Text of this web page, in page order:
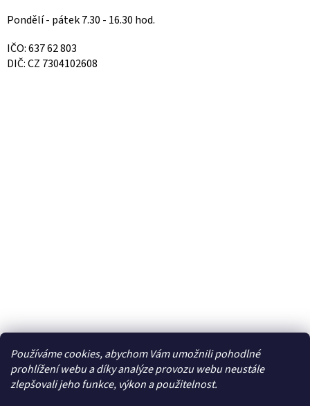
Používáme cookies, abychom Vám umožnili pohodlné
prohlížení webu a díky analýze provozu webu neustále
zlepšovali jeho funkce, výkon a použitelnost.
Pondělí - pátek 7.30 - 16.30 hod.
IČO: 637 62 803
DIČ: CZ 7304102608
Facebook